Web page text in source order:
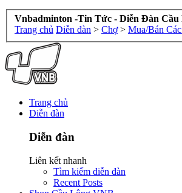
Vnbadminton -Tin Tức - Diễn Đàn Cầu
Trang chủ Diễn đàn > Chợ > Mua/Bán
Trang chủ
Diễn đàn
Diễn đàn
Liên kết nhanh
Tìm kiếm diễn đàn
Recent Posts